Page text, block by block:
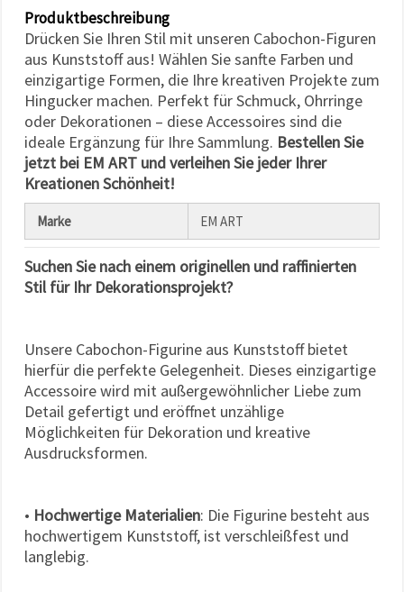
Cookie-
Einstellungen
Produktbeschreibung
Drücken Sie Ihren Stil mit unseren Cabochon-Figuren
aus Kunststoff aus! Wählen Sie sanfte Farben und
einzigartige Formen, die Ihre kreativen Projekte zum
Hingucker machen. Perfekt für Schmuck, Ohrringe
oder Dekorationen – diese Accessoires sind die
ideale Ergänzung für Ihre Sammlung. Bestellen Sie
jetzt bei EM ART und verleihen Sie jeder Ihrer
Kreationen Schönheit!
Marke EM ART
Suchen Sie nach einem originellen und raffinierten
Stil für Ihr Dekorationsprojekt?
Unsere Cabochon-Figurine aus Kunststoff bietet
hierfür die perfekte Gelegenheit. Dieses einzigartige
Accessoire wird mit außergewöhnlicher Liebe zum
Detail gefertigt und eröffnet unzählige
Möglichkeiten für Dekoration und kreative
Ausdrucksformen.
• Hochwertige Materialien: Die Figurine besteht aus
hochwertigem Kunststoff, ist verschleißfest und
langlebig.